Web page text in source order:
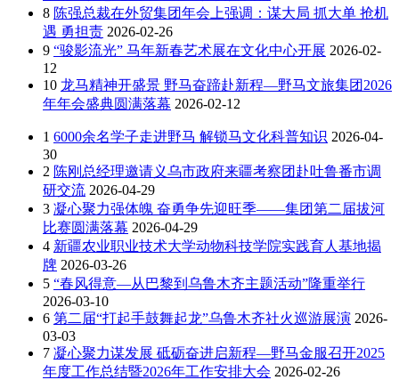
8 陈强总裁在外贸集团年会上强调：谋大局 抓大单 抢机
遇 勇担责 2026-02-26
9 “骏影流光” 马年新春艺术展在文化中心开展 2026-02-
12
10 龙马精神开盛景 野马奋蹄赴新程—野马文旅集团2026
年年会盛典圆满落幕 2026-02-12
1 6000余名学子走进野马 解锁马文化科普知识 2026-04-
30
2 陈刚总经理邀请义乌市政府来疆考察团赴吐鲁番市调
研交流 2026-04-29
3 凝心聚力强体魄 奋勇争先迎旺季——集团第二届拔河
比赛圆满落幕 2026-04-29
4 新疆农业职业技术大学动物科技学院实践育人基地揭
牌 2026-03-26
5 “春风得意—从巴黎到乌鲁木齐主题活动”隆重举行
2026-03-10
6 第二届“打起手鼓舞起龙”乌鲁木齐社火巡游展演 2026-
03-03
7 凝心聚力谋发展 砥砺奋进启新程—野马金服召开2025
年度工作总结暨2026年工作安排大会 2026-02-26